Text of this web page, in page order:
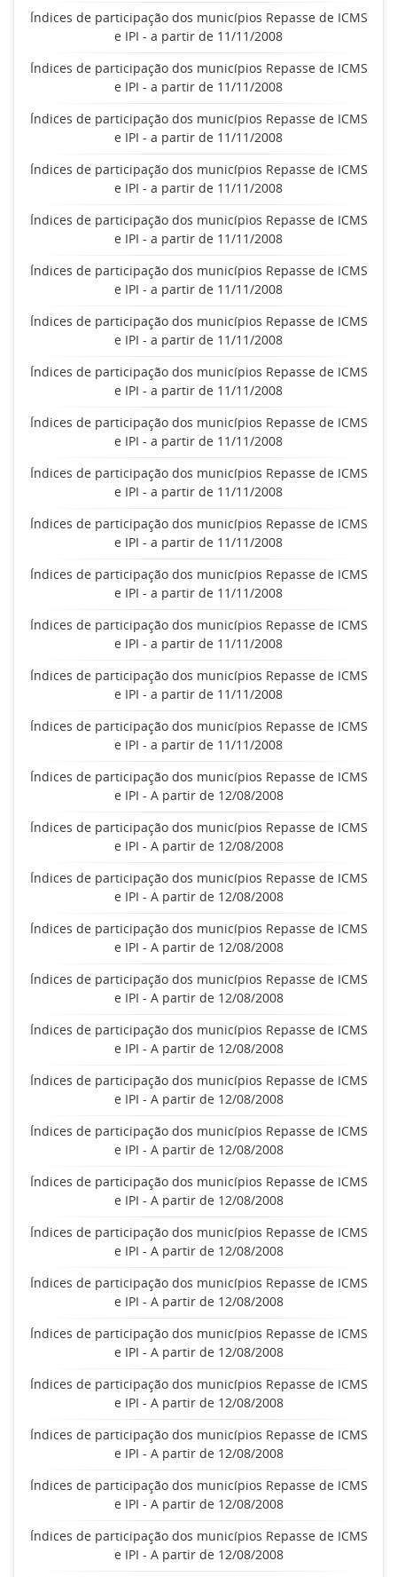
Índices de participação dos municípios Repasse de ICMS
e IPI - a partir de 11/11/2008
Índices de participação dos municípios Repasse de ICMS
e IPI - a partir de 11/11/2008
Índices de participação dos municípios Repasse de ICMS
e IPI - a partir de 11/11/2008
Índices de participação dos municípios Repasse de ICMS
e IPI - a partir de 11/11/2008
Índices de participação dos municípios Repasse de ICMS
e IPI - a partir de 11/11/2008
Índices de participação dos municípios Repasse de ICMS
e IPI - a partir de 11/11/2008
Índices de participação dos municípios Repasse de ICMS
e IPI - a partir de 11/11/2008
Índices de participação dos municípios Repasse de ICMS
e IPI - a partir de 11/11/2008
Índices de participação dos municípios Repasse de ICMS
e IPI - a partir de 11/11/2008
Índices de participação dos municípios Repasse de ICMS
e IPI - a partir de 11/11/2008
Índices de participação dos municípios Repasse de ICMS
e IPI - a partir de 11/11/2008
Índices de participação dos municípios Repasse de ICMS
e IPI - a partir de 11/11/2008
Índices de participação dos municípios Repasse de ICMS
e IPI - a partir de 11/11/2008
Índices de participação dos municípios Repasse de ICMS
e IPI - a partir de 11/11/2008
Índices de participação dos municípios Repasse de ICMS
e IPI - a partir de 11/11/2008
Índices de participação dos municípios Repasse de ICMS
e IPI - A partir de 12/08/2008
Índices de participação dos municípios Repasse de ICMS
e IPI - A partir de 12/08/2008
Índices de participação dos municípios Repasse de ICMS
e IPI - A partir de 12/08/2008
Índices de participação dos municípios Repasse de ICMS
e IPI - A partir de 12/08/2008
Índices de participação dos municípios Repasse de ICMS
e IPI - A partir de 12/08/2008
Índices de participação dos municípios Repasse de ICMS
e IPI - A partir de 12/08/2008
Índices de participação dos municípios Repasse de ICMS
e IPI - A partir de 12/08/2008
Índices de participação dos municípios Repasse de ICMS
e IPI - A partir de 12/08/2008
Índices de participação dos municípios Repasse de ICMS
e IPI - A partir de 12/08/2008
Índices de participação dos municípios Repasse de ICMS
e IPI - A partir de 12/08/2008
Índices de participação dos municípios Repasse de ICMS
e IPI - A partir de 12/08/2008
Índices de participação dos municípios Repasse de ICMS
e IPI - A partir de 12/08/2008
Índices de participação dos municípios Repasse de ICMS
e IPI - A partir de 12/08/2008
Índices de participação dos municípios Repasse de ICMS
e IPI - A partir de 12/08/2008
Índices de participação dos municípios Repasse de ICMS
e IPI - A partir de 12/08/2008
Índices de participação dos municípios Repasse de ICMS
e IPI - A partir de 12/08/2008